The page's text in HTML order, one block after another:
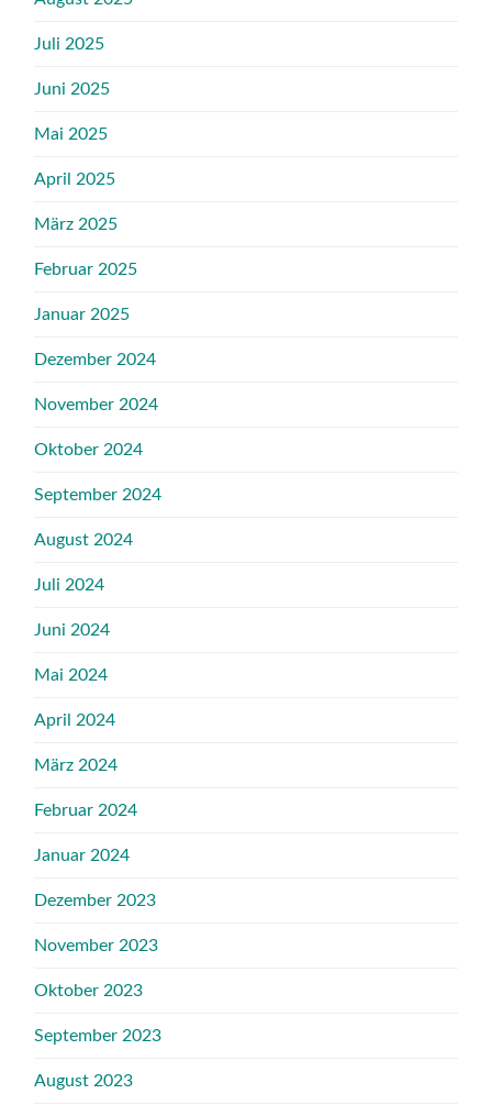
Juli 2025
Juni 2025
Mai 2025
April 2025
März 2025
Februar 2025
Januar 2025
Dezember 2024
November 2024
Oktober 2024
September 2024
August 2024
Juli 2024
Juni 2024
Mai 2024
April 2024
März 2024
Februar 2024
Januar 2024
Dezember 2023
November 2023
Oktober 2023
September 2023
August 2023